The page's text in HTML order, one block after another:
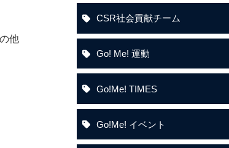
他
CSR社会貢献チーム
Go! Me! 運動
Go!Me! TIMES
Go!Me! イベント